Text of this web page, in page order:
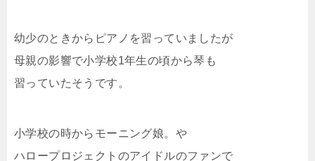
幼少のときからピアノを習っていましたが
母親の影響で小学校1年生の頃から琴も
習っていたそうです。
小学校の時からモーニング娘。や
ハロープロジェクトのアイドルのファンで